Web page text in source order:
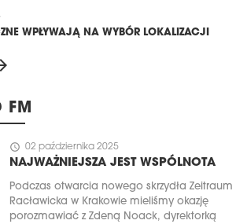
WPŁYWAJĄ NA WYBÓR LOKALIZACJI
FM
schedule 02 października 2025
NAJWAŻNIEJSZA JEST WSPÓLNOTA
Podczas otwarcia nowego skrzydła Zeitraum
Racławicka w Krakowie mieliśmy okazję
porozmawiać z Zdeną Noack, dyrektorką